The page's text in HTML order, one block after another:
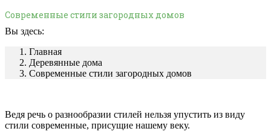
Современные стили загородных домов
Вы здесь:
Главная
Деревянные дома
Современные стили загородных домов
Ведя речь о разнообразии стилей нельзя упустить из виду
стили современные, присущие нашему веку.